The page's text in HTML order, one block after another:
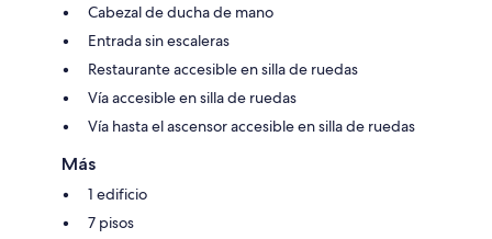
Cabezal de ducha de mano
Entrada sin escaleras
Restaurante accesible en silla de ruedas
Vía accesible en silla de ruedas
Vía hasta el ascensor accesible en silla de ruedas
Más
1 edificio
7 pisos